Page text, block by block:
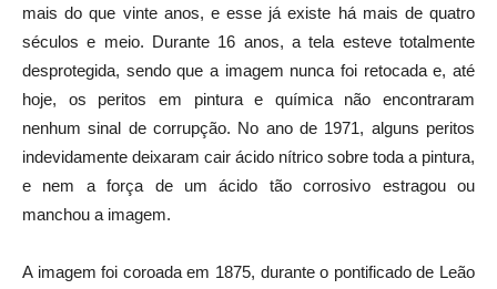
mais do que vinte anos, e esse já existe há mais de quatro
séculos e meio. Durante 16 anos, a tela esteve totalmente
desprotegida, sendo que a imagem nunca foi retocada e, até
hoje, os peritos em pintura e química não encontraram
nenhum sinal de corrupção. No ano de 1971, alguns peritos
indevidamente deixaram cair ácido nítrico sobre toda a pintura,
e nem a força de um ácido tão corrosivo estragou ou
manchou a imagem.
A imagem foi coroada em 1875, durante o pontificado de Leão